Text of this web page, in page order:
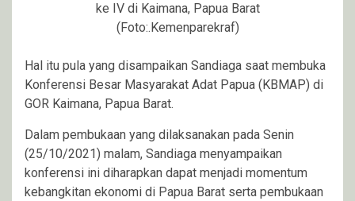
ke IV di Kaimana, Papua Barat
(Foto:.Kemenparekraf)
Hal itu pula yang disampaikan Sandiaga saat membuka
Konferensi Besar Masyarakat Adat Papua (KBMAP) di
GOR Kaimana, Papua Barat.
Dalam pembukaan yang dilaksanakan pada Senin
(25/10/2021) malam, Sandiaga menyampaikan
konferensi ini diharapkan dapat menjadi momentum
kebangkitan ekonomi di Papua Barat serta pembukaan